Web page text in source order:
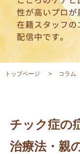
トップページ コラム
チック症の
治療法・親